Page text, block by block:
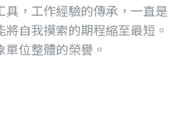
，工作經驗的傳承，一直是
自我摸索的期程縮至最短。
位整體的榮譽。